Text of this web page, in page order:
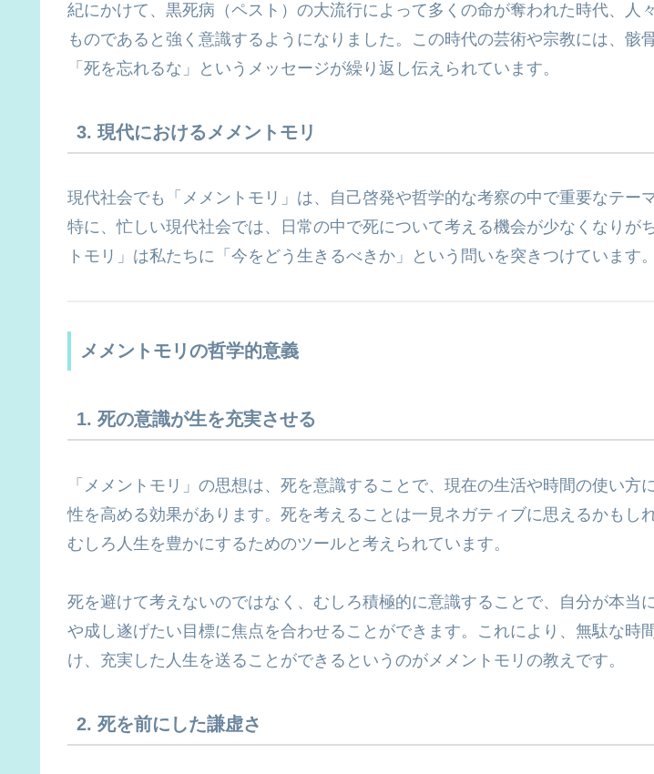
紀にかけて、黒死病（ペスト）の大流行によって多くの命が奪われた時代、人
ものであると強く意識するようになりました。この時代の芸術や宗教には、骸
「死を忘れるな」というメッセージが繰り返し伝えられています。
3. 現代におけるメメントモリ
現代社会でも「メメントモリ」は、自己啓発や哲学的な考察の中で重要なテー
特に、忙しい現代社会では、日常の中で死について考える機会が少なくなりが
トモリ」は私たちに「今をどう生きるべきか」という問いを突きつけています。
メメントモリの哲学的意義
1. 死の意識が生を充実させる
「メメントモリ」の思想は、死を意識することで、現在の生活や時間の使い方
性を高める効果があります。死を考えることは一見ネガティブに思えるかもし
むしろ人生を豊かにするためのツールと考えられています。
死を避けて考えないのではなく、むしろ積極的に意識することで、自分が本当
や成し遂げたい目標に焦点を合わせることができます。これにより、無駄な時
け、充実した人生を送ることができるというのがメメントモリの教えです。
2. 死を前にした謙虚さ